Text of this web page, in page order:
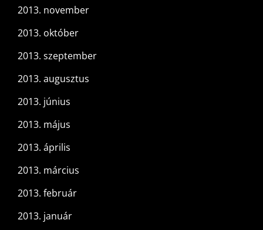
2013. november
2013. október
2013. szeptember
2013. augusztus
2013. június
2013. május
2013. április
2013. március
2013. február
2013. január